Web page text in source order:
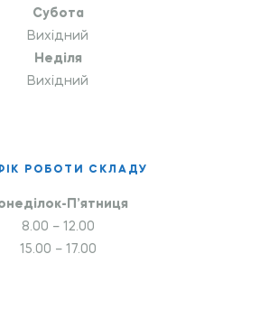
Субота
Вихідний
Неділя
Вихідний
РОБОТИ СКЛАДУ
П’ятниця
8.00 – 12.00
15.00 – 17.00